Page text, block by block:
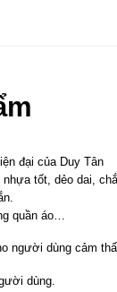
đại của Duy Tân
tốt, dẻo dai,
quần áo…
người dùng cảm
dùng.